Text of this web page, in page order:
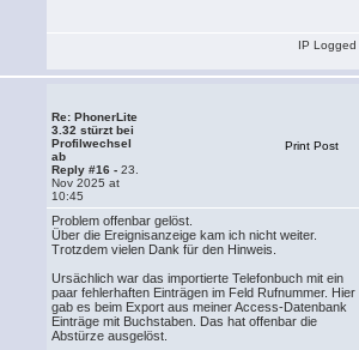
IP Logged
Re: PhonerLite
3.32 stürzt bei
Profilwechsel
ab
Reply #16 - 23.
Nov 2025 at
10:45
Print Post
Problem offenbar gelöst.
Über die Ereignisanzeige kam ich nicht weiter.
Trotzdem vielen Dank für den Hinweis.
Ursächlich war das importierte Telefonbuch mit ein
paar fehlerhaften Einträgen im Feld Rufnummer. Hier
gab es beim Export aus meiner Access-Datenbank
Einträge mit Buchstaben. Das hat offenbar die
Abstürze ausgelöst.